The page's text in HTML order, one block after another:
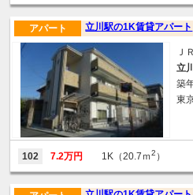
立川駅の1K賃貸アパート
アパート
Ｊ
立
築
東
102 7.2万円 1K（20.7ｍ2 ）